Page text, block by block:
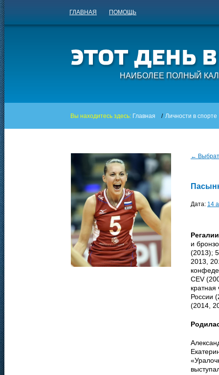
ГЛАВНАЯ ПОМОЩЬ
НАИБОЛЕЕ ПОЛНЫЙ
Вы находитесь здесь: Главная / Личности в спорте
←
Дата: 14
и
(2013);
2013,
CEV
России
(2014,